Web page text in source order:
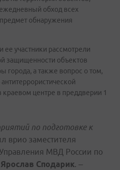
обход всех
обнаружения
ее участники рассмотрели
защищенности объектов
города, а также вопрос о том,
центре в преддверии 1
по подготовке к
врио заместителя
МВД России по
Ярослав Сподарик. –